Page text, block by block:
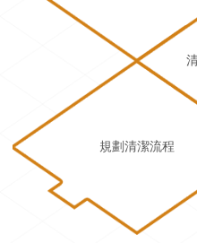
規劃清潔流程